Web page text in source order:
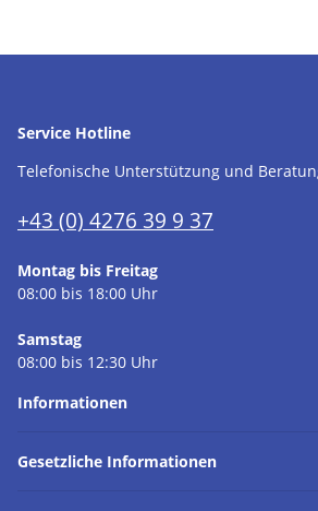
Service Hotline
Telefonische Unterstützung und
+43 (0) 4276 39 9 37
Montag bis Freitag
08:00 bis 18:00 Uhr
Samstag
08:00 bis 12:30 Uhr
Informationen
Gesetzliche Informationen